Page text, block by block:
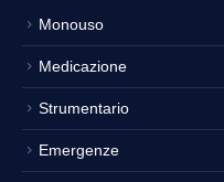
Monouso
Medicazione
Strumentario
Emergenze